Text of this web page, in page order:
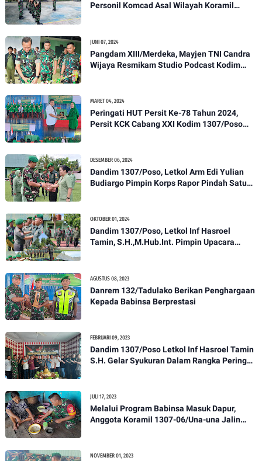
Personil Komcad Asal Wilayah Koramil
JUNI 07, 2024
Pangdam XIII/Merdeka, Mayjen TNI Candra
Wijaya Resmikam Studio Podcast Kodim
MARET 04, 2024
Peringati HUT Persit Ke-78 Tahun 2024,
Persit KCK Cabang XXI Kodim 1307/Poso
DESEMBER 06, 2024
Dandim 1307/Poso, Letkol Arm Edi Yulian
Budiargo Pimpin Korps Rapor Pindah Satuan
OKTOBER 01, 2024
Dandim 1307/Poso, Letkol Inf Hasroel
Tamin, S.H.,M.Hub.Int. Pimpin Upacara
AGUSTUS 08, 2023
Danrem 132/Tadulako Berikan Penghargaan
Kepada Babinsa Berprestasi
FEBRUARI 09, 2023
Dandim 1307/Poso Letkol Inf Hasroel Tamin
S.H. Gelar Syukuran Dalam Rangka Peringati
JULI 17, 2023
Melalui Program Babinsa Masuk Dapur,
Anggota Koramil 1307-06/Una-una Jalin
NOVEMBER 01, 2023